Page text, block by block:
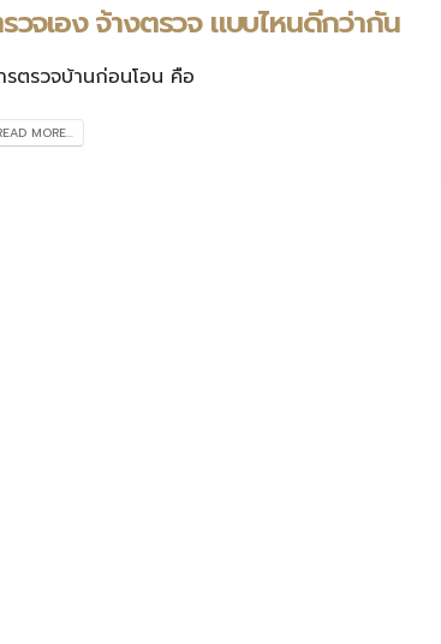
วจเอง จ้างตรวจ แบบไหนดีกว่ากัน
รตรวจบ้านก่อนโอน คือ
MORE...